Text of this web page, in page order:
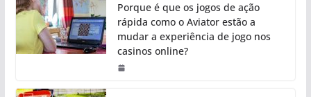
Porque é que os jogos de ação
rápida como o Aviator estão a
mudar a experiência de jogo nos
casinos online?